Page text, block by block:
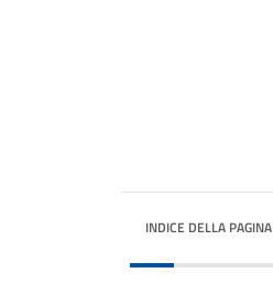
INDICE DELLA PAGINA